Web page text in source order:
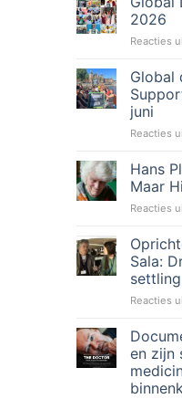
2026
Reacties
Global
juni
Reacties
Hans
Maar
Reacties
Sala:
settling
Reacties
en zijn